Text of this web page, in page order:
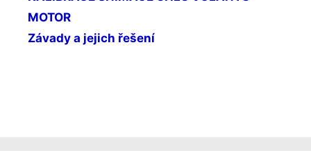
MOTOR
Závady a jejich řešení